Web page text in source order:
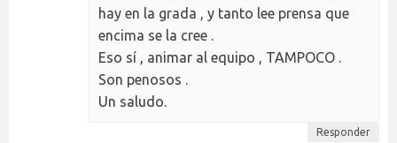
hay en la grada , y tanto lee prensa que
encima se la cree .
Eso sí , animar al equipo , TAMPOCO .
Son penosos .
Un saludo.
Responder